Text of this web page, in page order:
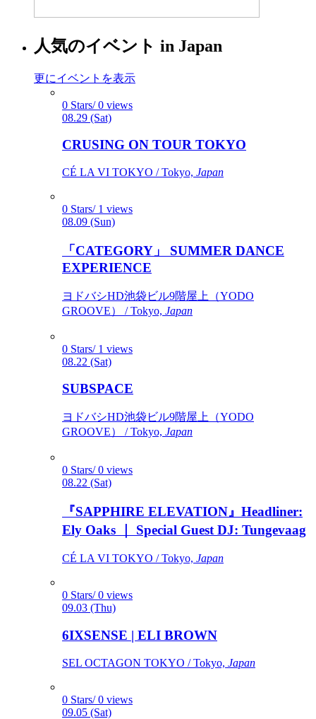
人気のイベント in Japan
更にイベントを表示
0 Stars/ 0 views
08.29 (Sat)
CRUSING ON TOUR TOKYO
CÉ LA VI TOKYO / Tokyo, Japan
0 Stars/ 1 views
08.09 (Sun)
「CATEGORY」 SUMMER DANCE
EXPERIENCE
ヨドバシHD池袋ビル9階屋上（YODO
GROOVE） / Tokyo, Japan
0 Stars/ 1 views
08.22 (Sat)
SUBSPACE
ヨドバシHD池袋ビル9階屋上（YODO
GROOVE） / Tokyo, Japan
0 Stars/ 0 views
08.22 (Sat)
『SAPPHIRE ELEVATION』Headliner:
Ely Oaks ｜ Special Guest DJ: Tungevaag
CÉ LA VI TOKYO / Tokyo, Japan
0 Stars/ 0 views
09.03 (Thu)
6IXSENSE | ELI BROWN
SEL OCTAGON TOKYO / Tokyo, Japan
0 Stars/ 0 views
09.05 (Sat)